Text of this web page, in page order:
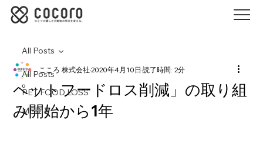
All Posts
PET FOOD LOSS
MEDIA
All Posts
ペットフードロス削減」の取り組
み開始から1年
こころ 株式会社2020年4月10日読了時間: 2分